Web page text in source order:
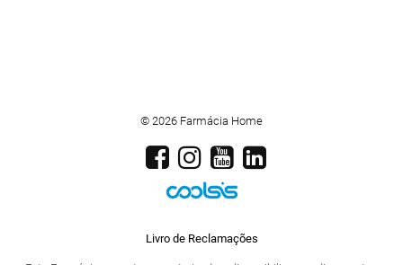
© 2026 Farmácia Home
Livro de Reclamações